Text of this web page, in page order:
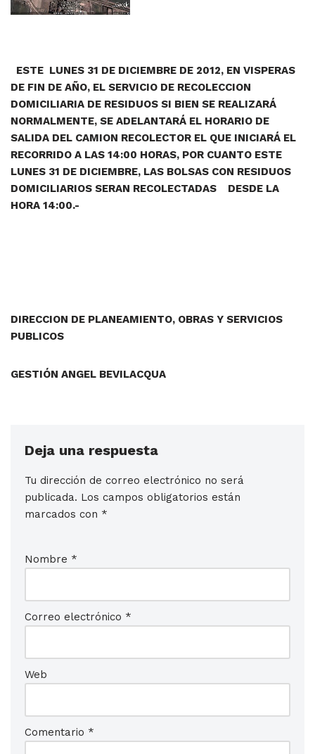
ESTE LUNES 31 DE DICIEMBRE DE 2012, EN VISPERAS
DE FIN DE AÑO, EL SERVICIO DE RECOLECCION
DOMICILIARIA DE RESIDUOS SI BIEN SE REALIZARÁ
NORMALMENTE, SE ADELANTARÁ EL HORARIO DE
SALIDA DEL CAMION RECOLECTOR EL QUE INICIARÁ EL
RECORRIDO A LAS 14:00 HORAS, POR CUANTO ESTE
LUNES 31 DE DICIEMBRE, LAS BOLSAS CON RESIDUOS
DOMICILIARIOS SERAN RECOLECTADAS DESDE LA
HORA 14:00.-
DIRECCION DE PLANEAMIENTO, OBRAS Y SERVICIOS
PUBLICOS
GESTIÓN ANGEL BEVILACQUA
Deja una respuesta
Tu dirección de correo electrónico no será
publicada. Los campos obligatorios están
marcados con *
Nombre *
Correo electrónico *
Web
Comentario *